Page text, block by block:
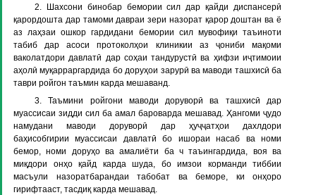
2. Шахсони бинобар бемории сил дар қайди диспансерӣ
қарордошта дар тамоми давраи зери назорат қарор доштан ва ё
аз лаҳзаи ошкор гардидани бемории сил мувофиқи таъиноти
табиб дар асоси протоколҳои клиникии аз ҷониби мақоми
ваколатдори давлатӣ дар соҳаи тандурустӣ ва ҳифзи иҷтимоии
аҳолӣ муқарраргардида бо доруҳои зарурӣ ва маводи ташхисӣ ба
таври ройгон таъмин карда мешаванд.
3. Таъмини ройгони маводи доруворӣ ва ташхисӣ дар
муассисаи зидди сил ба амал бароварда мешавад. Ҳангоми ҷудо
намудани маводи доруворӣ дар ҳуҷҷатҳои дахлдори
баҳисобгирии муассисаи давлатӣ бо ишораи насаб ва номи
бемор, номи доруҳо ва амалиёти ба ч таъингардида, воя ва
миқдори онҳо қайд карда шуда, бо имзои корманди тиббии
масъули назоратбарандаи табобат ва беморе, ки онҳоро
гирифтааст, тасдиқ карда мешавад.